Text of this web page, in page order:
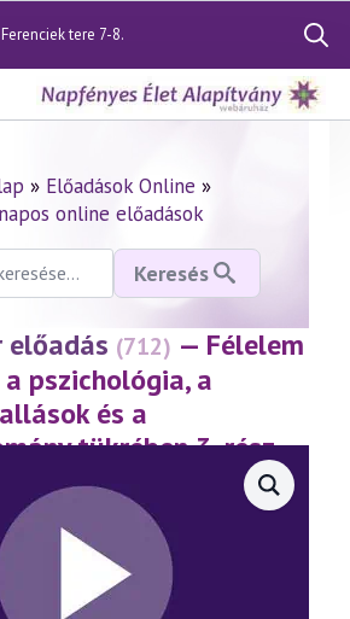
tere 7-8.
Search
for:
» Előadások Online »
online előadások
Keresés
előadás (712) — Félelem
pszichológia, a
és a
tükrében 3. rész